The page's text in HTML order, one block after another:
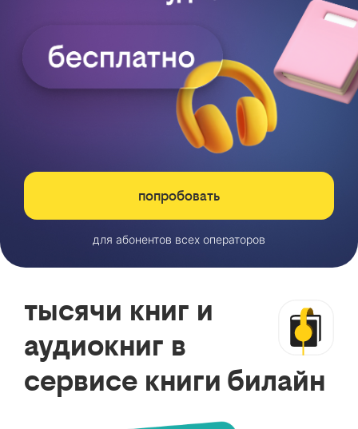
попробовать
для абонентов всех операторов
тысячи книг и
аудиокниг в
сервисе книги билайн